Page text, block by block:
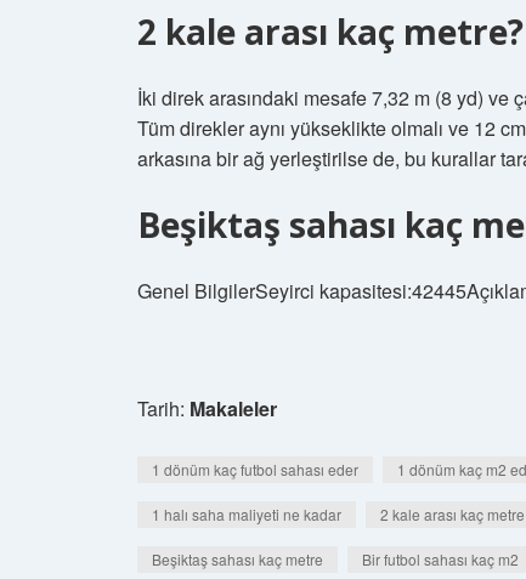
2 kale arası kaç metre?
İki direk arasındaki mesafe 7,32 m (8 yd) ve
Tüm direkler aynı yükseklikte olmalı ve 12
arkasına bir ağ yerleştirilse de, bu kurallar
Beşiktaş sahası kaç
Genel BilgilerSeyirci
Tarih: Makaleler
1 dönüm kaç futbol sahası eder 1 dönüm kaç m2
1 halı saha maliyeti ne kadar 2 kale arası kaç metre
Beşiktaş sahası kaç metre Bir futbol sahası kaç m2